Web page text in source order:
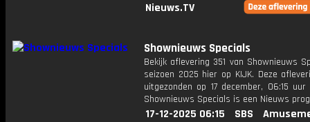
Nieuws.TV
Shownieuws Specials
Bekijk aflevering 351 van Shownieuws
seizoen 2025 hier op KIJK. Deze
uitgezonden op 17 december, 06:15
Shownieuws Specials is een Nieuws
17-12-2025 06:15 SBS